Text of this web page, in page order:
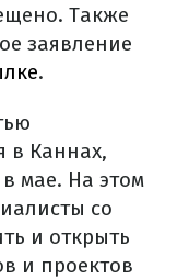
Также
заявление
.
в Каннах,
мае. На этом
со
и открыть
и проектов